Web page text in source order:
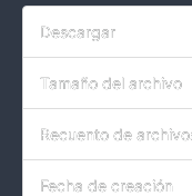
Descargar
Tamaño del archivo
Recuento de
Fecha de creación